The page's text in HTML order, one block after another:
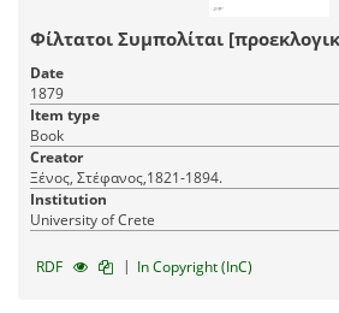
Φίλτατοι Συμπολίται
Date
1879
Item type
Book
Creator
Ξένος, Στέφανος,1821-1894.
Institution
University of Crete
RDF | In Copyright (InC)